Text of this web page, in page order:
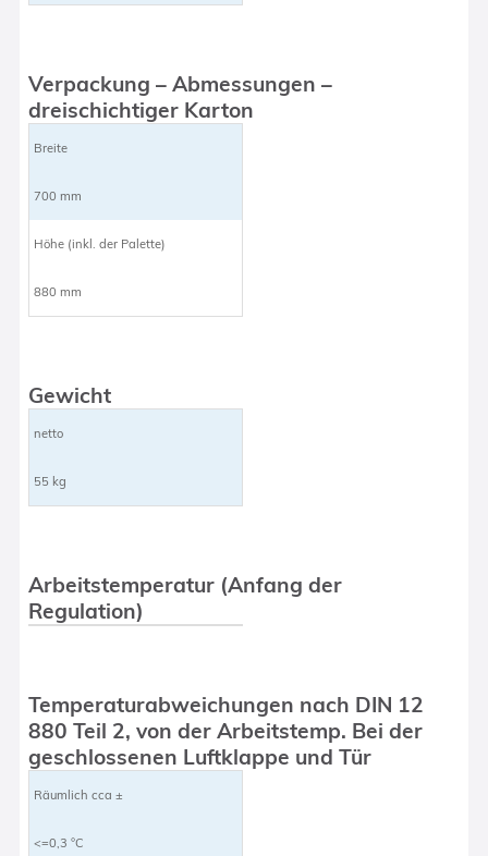
Verpackung – Abmessungen –
dreischichtiger Karton
Breite
700 mm
Höhe (inkl. der Palette)
880 mm
Gewicht
netto
55 kg
Arbeitstemperatur (Anfang der
Regulation)
Temperaturabweichungen nach DIN 12
880 Teil 2, von der Arbeitstemp. Bei der
geschlossenen Luftklappe und Tür
Räumlich cca ±
<=0,3 °C